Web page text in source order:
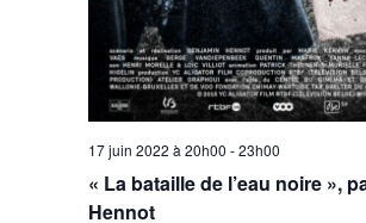
17 juin 2022 à 20h00 -23h00
« La bataille de l’eau noire »,
Hennot